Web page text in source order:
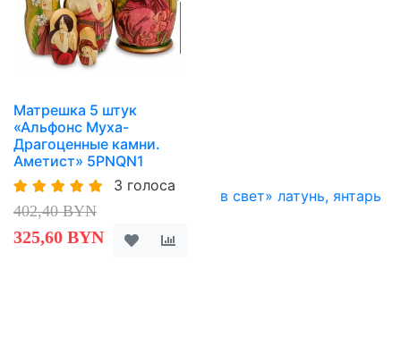
Матрешка 5 штук
«Альфонс Муха-
Драгоценные камни.
Аметист» 5PNQN1
3 голоса
402,40 BYN
325,60 BYN